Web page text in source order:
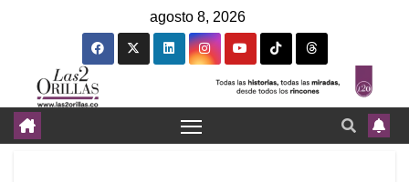
agosto 8, 2026